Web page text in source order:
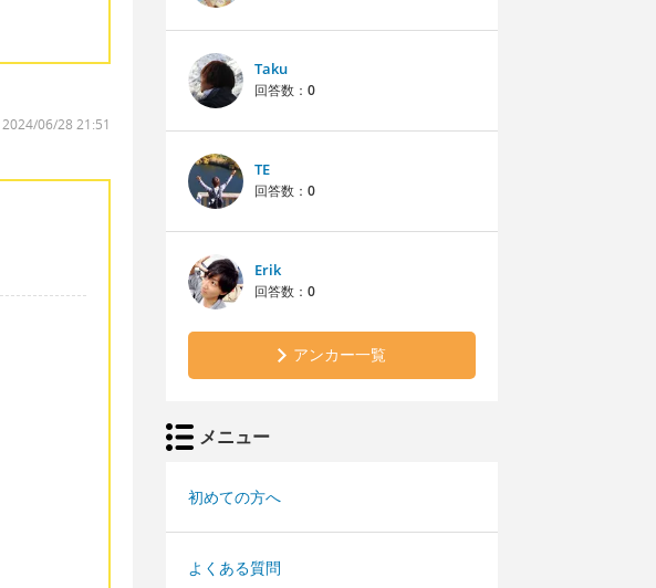
2024/06/28 21:51
Taku
回答数： 0
TE
回答数： 0
Erik
回答数： 0
アンカー一覧
メニュー
初めての方へ
よくある質問